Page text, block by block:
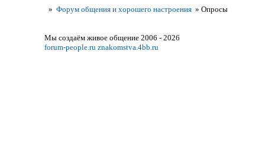
» Форум общения и хорошего настроения » Опросы
Мы создаём живое общение 2006 - 2026
forum-people.ru znakomstva.4bb.ru